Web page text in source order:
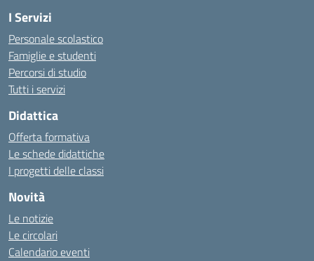
I Servizi
Personale scolastico
Famiglie e studenti
Percorsi di studio
Tutti i servizi
Didattica
Offerta formativa
Le schede didattiche
I progetti delle classi
Novità
Le notizie
Le circolari
Calendario eventi